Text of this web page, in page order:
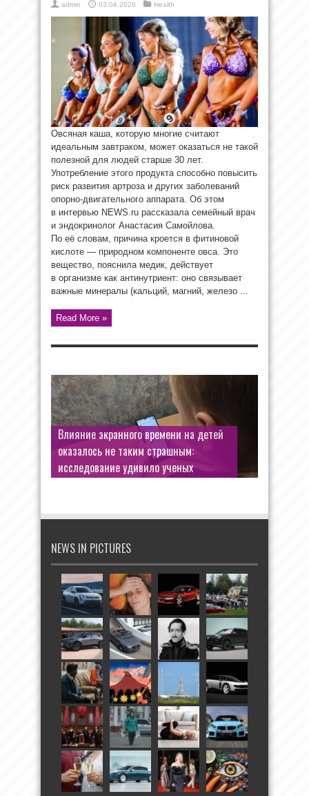
admin 03.04.2026 Health
Овсяная каша, которую многие считают
идеальным завтраком, может оказаться не такой
полезной для людей старше 30 лет.
Употребление этого продукта способно повысить
риск развития артроза и других заболеваний
опорно-двигательного аппарата. Об этом
в интервью NEWS.ru рассказала семейный врач
и эндокринолог Анастасия Самойлова.
По её словам, причина кроется в фитиновой
кислоте — природном компоненте овса. Это
вещество, пояснила медик, действует
в организме как антинутриент: оно связывает
важные минералы (кальций, магний, железо ...
Read More »
Влияние экранного времени на детей
оказалось не таким страшным:
исследование удивило ученых
NEWS IN PICTURES